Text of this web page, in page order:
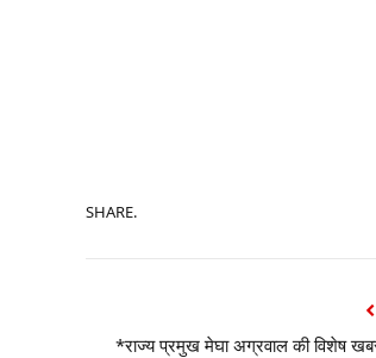
SHARE.
*राज्य प्रमुख मेघा अग्रवाल की विशेष